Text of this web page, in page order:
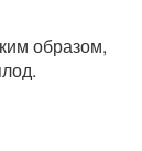
образом,